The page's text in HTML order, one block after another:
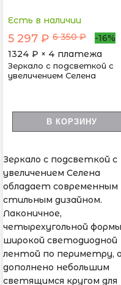
Есть в наличии
5 297 ₽ 6 350 ₽
-16%
1324 ₽ × 4 платежа
Зеркало с подсветкой с
увеличением Селена
В КОРЗИНУ
Зеркало с подсветкой с
увеличением Селена
обладает современным
стильным дизайном.
Лаконичное,
четырехугольной
широкой светодиодной
лентой по периметру,
дополнено небольшим
светящимся кругом для